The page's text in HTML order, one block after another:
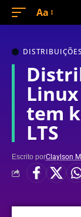
Aa
tem
LTS
Escrito porClaylson